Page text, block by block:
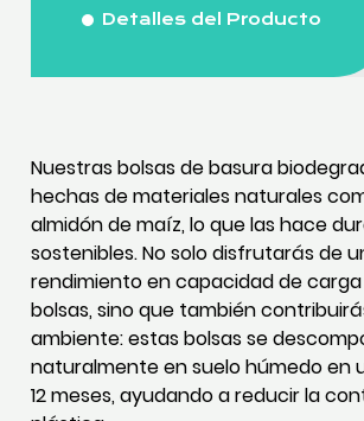
Detalles del Producto
Nuestras bolsas de basura
hechas de materiales naturales
almidón de maíz, lo que las hace
sostenibles. No solo disfrutarás de
rendimiento en capacidad de
bolsas, sino que también
ambiente: estas bolsas se
naturalmente en suelo húmedo en
12 meses, ayudando a reducir la